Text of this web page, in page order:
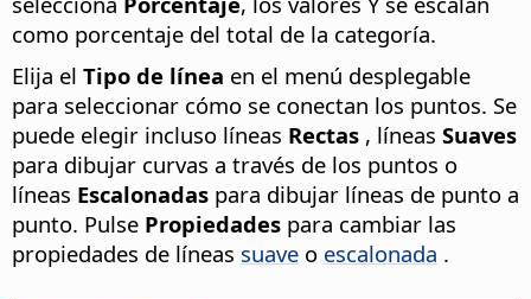
como porcentaje del total de la categoría.
Elija el Tipo de línea en el menú desplegable
para seleccionar cómo se conectan los puntos. Se
puede elegir incluso líneas Rectas , líneas Suaves
para dibujar curvas a través de los puntos o
líneas Escalonadas para dibujar líneas de punto a
punto. Pulse Propiedades para cambiar las
propiedades de líneas suave o escalonada .